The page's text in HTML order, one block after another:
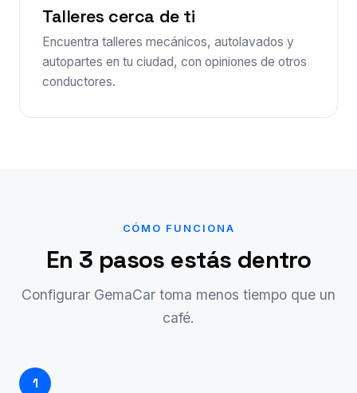
Talleres cerca de ti
Encuentra talleres mecánicos, autolavados y
autopartes en tu ciudad, con opiniones de otros
conductores.
CÓMO FUNCIONA
En 3 pasos estás dentro
Configurar GemaCar toma menos tiempo que un
café.
1